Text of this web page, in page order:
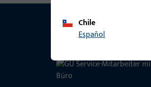
Chile
Español